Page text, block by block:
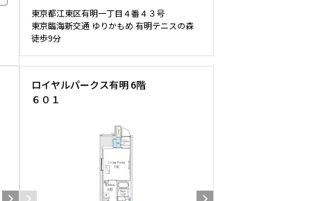
東京都江東区有明一丁目４番４３号
東京臨海新交通 ゆりかもめ 有明テニスの森
徒歩9分
ロイヤルパークス有明 6階
６０１